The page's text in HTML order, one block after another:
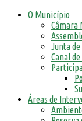
O Município
Câmara
Junta
Canal
Áreas de